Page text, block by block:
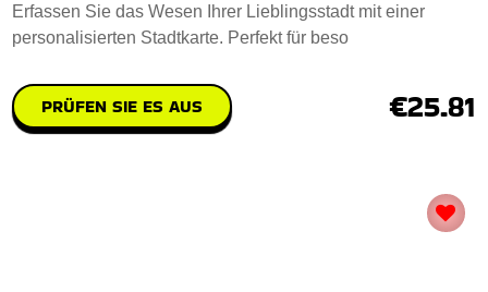
Erfassen Sie das Wesen Ihrer Lieblingsstadt mit einer
personalisierten Stadtkarte. Perfekt für beso
PRÜFEN SIE ES AUS €25.81